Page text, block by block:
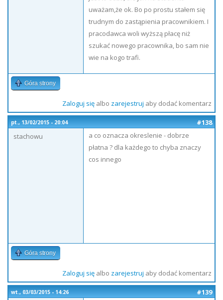
uważam,że ok. Bo po prostu stałem się
trudnym do zastąpienia pracownikiem. I
pracodawca woli wyższą płacę niż
szukać nowego pracownika, bo sam nie
wie na kogo trafi.
Góra strony
Zaloguj sięalbo zarejestruj aby dodać komentarz
pt., 13/02/2015 - 20:04
#138
stachowu
a co oznacza okreslenie - dobrze
płatna ? dla każdego to chyba znaczy
cos innego
Góra strony
Zaloguj sięalbo zarejestruj aby dodać komentarz
wt., 03/03/2015 - 14:26
#139